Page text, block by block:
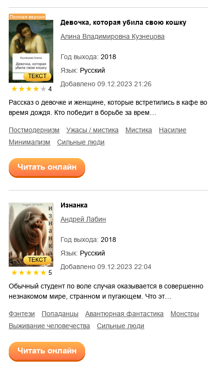
ТЕКСТ
Полная версия
4
Добавлено 09.12.2023 21:26
Девочка, которая убила свою кошку
Алина Владимировна Кузнецова
Год выхода: 2018
Язык: Русский
Рассказ о девочке и женщине, которые встретились в кафе во
время дождя. Кто победит в борьбе за врем…
постмодернизм ужасы / мистика мистика
насилие
минимализм
сильные люди
Читать онлайн
ТЕКСТ
5
Добавлено 09.12.2023 22:04
Изнанка
Андрей Лабин
Год выхода: 2018
Язык: Русский
Обычный студент по воле случая оказывается в совершенно
незнакомом мире, странном и пугающем. Что эт…
фэнтези попаданцы авантюрная фантастика
монстры
выживание человечества
сильные люди
Читать онлайн